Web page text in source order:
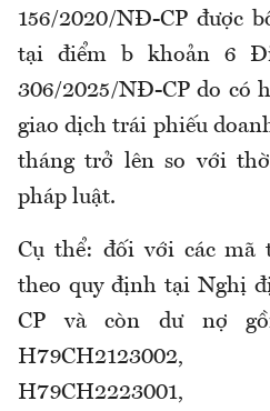
156/2020/NĐ-CP được
tại điểm b khoản 6
306/2025/NĐ-CP do có
giao dịch trái phiếu
tháng trở lên so với
pháp luật.
Cụ thể: đối với các mã
theo quy định tại Nghị
CP và còn dư nợ
H79CH2123002,
H79CH2223001,